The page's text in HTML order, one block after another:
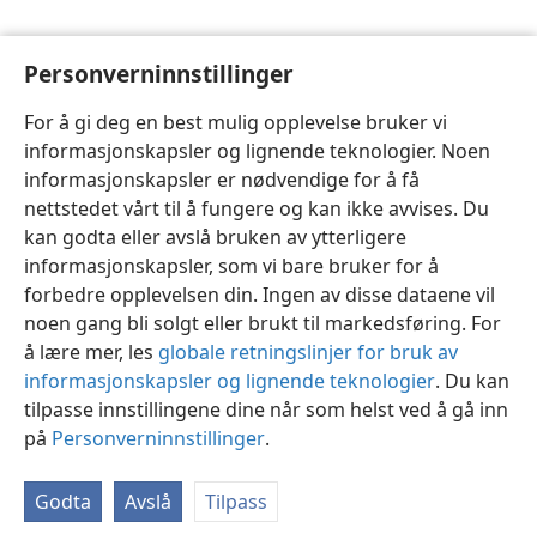
Personverninnstillinger
For å gi deg en best mulig opplevelse bruker vi
informasjonskapsler og lignende teknologier. Noen
informasjonskapsler er nødvendige for å få
nettstedet vårt til å fungere og kan ikke avvises. Du
kan godta eller avslå bruken av ytterligere
informasjonskapsler, som vi bare bruker for å
forbedre opplevelsen din. Ingen av disse dataene vil
noen gang bli solgt eller brukt til markedsføring. For
å lære mer, les globale retningslinjer for bruk av
informasjonskapsler og lignende teknologier. Du kan
tilpasse innstillingene dine når som helst ved å gå inn
på Personverninnstillinger.
Godta Avslå Tilpass
Norsk Innstillinger
Copyright© 2026 Watch Tower Bible and Tract Society of Pennsylvania
Personvern Personverninnstillinger